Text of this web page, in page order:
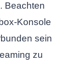
Beachten
Konsole
sein
zu